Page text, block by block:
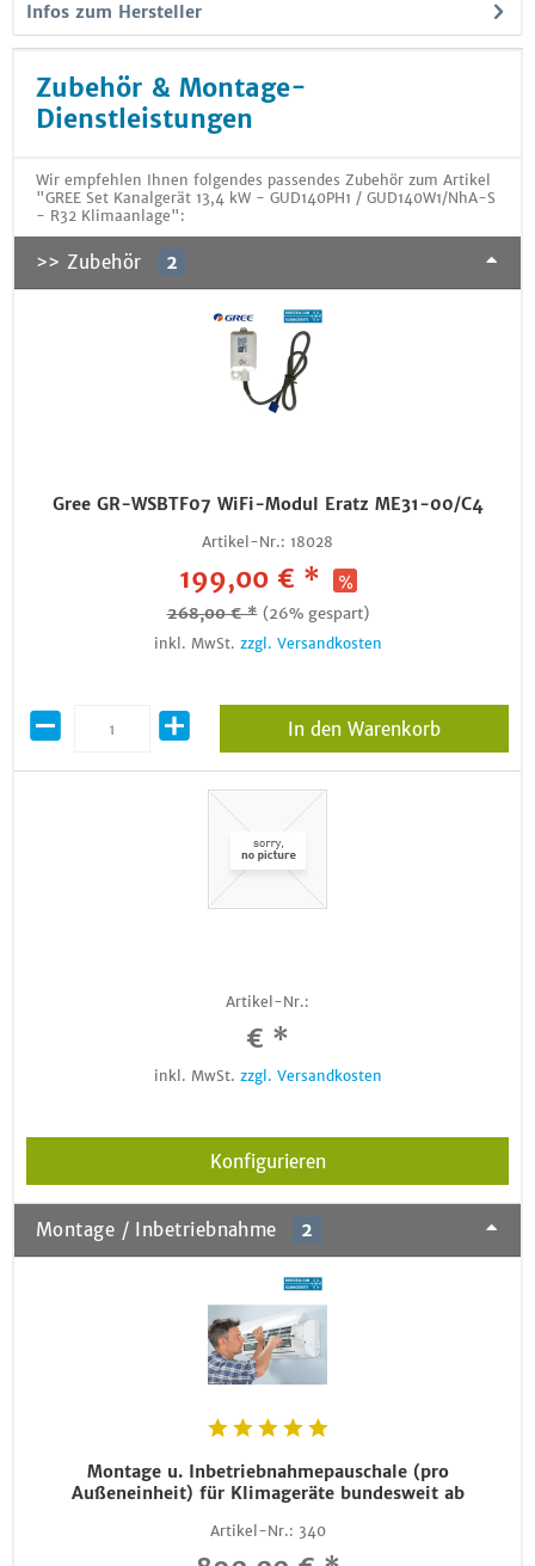
Infos zum Hersteller
Zubehör & Montage-
Dienstleistungen
Wir empfehlen Ihnen folgendes passendes Zubehör zum Artikel
"GREE Set Kanalgerät 13,4 kW - GUD140PH1 / GUD140W1/NhA-S
- R32 Klimaanlage":
>> Zubehör 2
Gree GR-WSBTF07 WiFi-Modul Eratz ME31-00/C4
Artikel-Nr.: 18028
199,00 € *
268,00 € * (26% gespart)
inkl. MwSt. zzgl. Versandkosten
In den Warenkorb
Artikel-Nr.:
€ *
inkl. MwSt. zzgl. Versandkosten
Konfigurieren
Montage / Inbetriebnahme 2
Montage u. Inbetriebnahmepauschale (pro
Außeneinheit) für Klimageräte bundesweit ab
Artikel-Nr.: 340